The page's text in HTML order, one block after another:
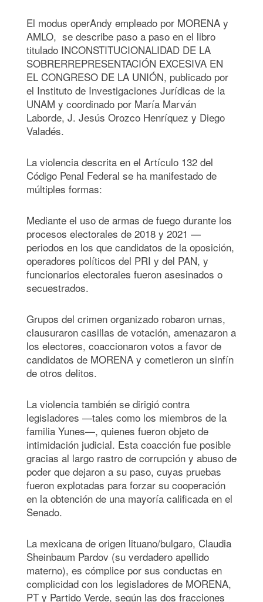
El modus operAndy empleado por MORENA y
AMLO, se describe paso a paso en el libro
titulado INCONSTITUCIONALIDAD DE LA
SOBRERREPRESENTACIÓN EXCESIVA EN
EL CONGRESO DE LA UNIÓN, publicado por
el Instituto de Investigaciones Jurídicas de la
UNAM y coordinado por María Marván
Laborde, J. Jesús Orozco Henríquez y Diego
Valadés.
La violencia descrita en el Artículo 132 del
Código Penal Federal se ha manifestado de
múltiples formas:
Mediante el uso de armas de fuego durante los
procesos electorales de 2018 y 2021 —
periodos en los que candidatos de la oposición,
operadores políticos del PRI y del PAN, y
funcionarios electorales fueron asesinados o
secuestrados.
Grupos del crimen organizado robaron urnas,
clausuraron casillas de votación, amenazaron a
los electores, coaccionaron votos a favor de
candidatos de MORENA y cometieron un sinfín
de otros delitos.
La violencia también se dirigió contra
legisladores —tales como los miembros de la
familia Yunes—, quienes fueron objeto de
intimidación judicial. Esta coacción fue posible
gracias al largo rastro de corrupción y abuso de
poder que dejaron a su paso, cuyas pruebas
fueron explotadas para forzar su cooperación
en la obtención de una mayoría calificada en el
Senado.
La mexicana de origen lituano/bulgaro, Claudia
Sheinbaum Pardov (su verdadero apellido
materno), es cómplice por sus conductas en
complicidad con los legisladores de MORENA,
PT y Partido Verde, según las dos fracciones